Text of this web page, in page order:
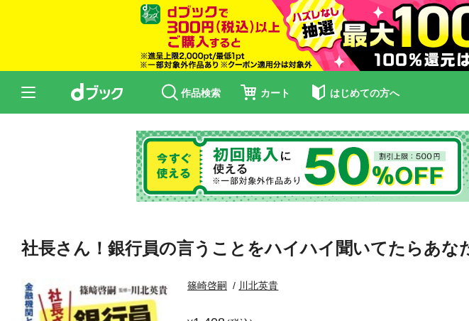
作品検索 カート はじめての方へ
社長さん！銀行員の言うことをハイハイ聞いてたらあな
篠崎啓嗣 川北英貴